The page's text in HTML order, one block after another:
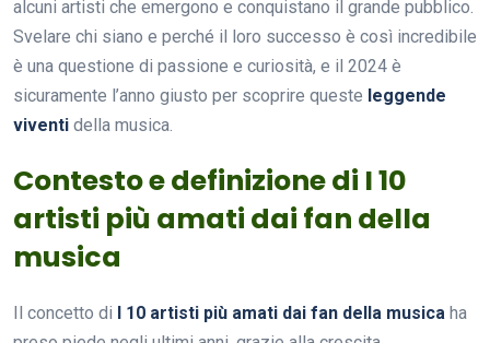
alcuni artisti che emergono e conquistano il grande pubblico.
Svelare chi siano e perché il loro successo è così incredibile
è una questione di passione e curiosità, e il 2024 è
sicuramente l’anno giusto per scoprire queste leggende
viventi della musica.
Contesto e definizione di I 10
artisti più amati dai fan della
musica
Il concetto di I 10 artisti più amati dai fan della musica ha